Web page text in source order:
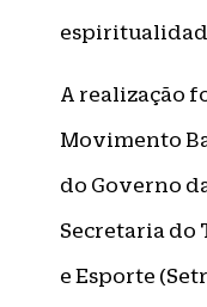
A realização
Movimento
do Governo
Secretaria do
e Esporte